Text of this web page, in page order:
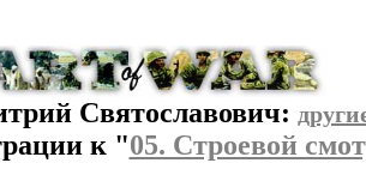
Святославович:
к "05. Строевой